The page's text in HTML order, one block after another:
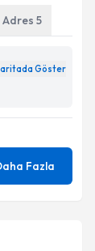
Aydınlatma
Adres 5
Göster
Fazla